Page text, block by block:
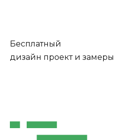
Бесплатный
дизайн проект и замеры